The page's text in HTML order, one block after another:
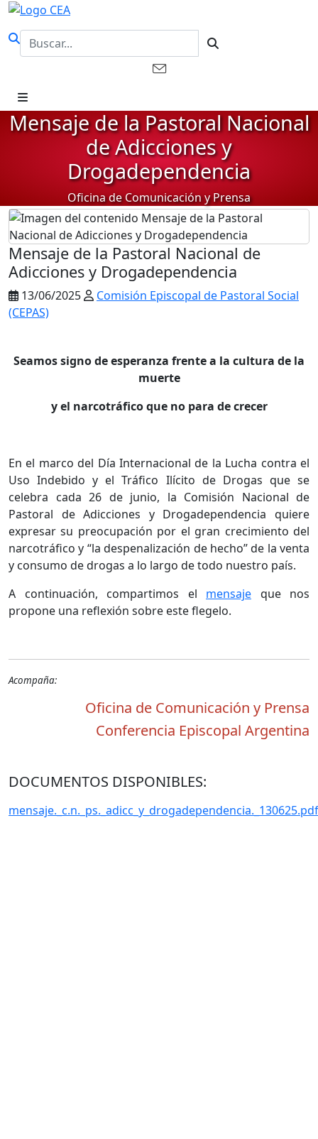
Mensaje de la Pastoral Nacional
de Adicciones y
Drogadependencia
Oficina de Comunicación y Prensa
Mensaje de la Pastoral Nacional de
Adicciones y Drogadependencia
13/06/2025
Comisión Episcopal de Pastoral Social
(CEPAS)
Seamos signo de esperanza frente a la cultura de la
muerte
y el narcotráfico que no para de crecer
En el marco del Día Internacional de la Lucha contra el
Uso Indebido y el Tráfico Ilícito de Drogas que se
celebra cada 26 de junio, la Comisión Nacional de
Pastoral de Adicciones y Drogadependencia quiere
expresar su preocupación por el gran crecimiento del
narcotráfico y “la despenalización de hecho” de la venta
y consumo de drogas a lo largo de todo nuestro país.
A continuación, compartimos el mensaje que nos
propone una reflexión sobre este flegelo.
Acompaña:
Oficina de Comunicación y Prensa
Conferencia Episcopal Argentina
DOCUMENTOS DISPONIBLES:
mensaje._c.n._ps._adicc_y_drogadependencia._130625.pdf